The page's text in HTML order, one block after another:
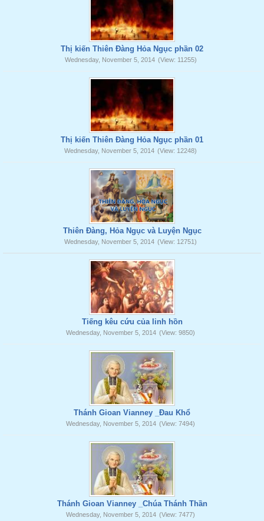
Thị kiến Thiên Đàng Hỏa Ngục phần 02
Wednesday, November 5, 2014 (View: 11255)
Thị kiến Thiên Đàng Hỏa Ngục phần 01
Wednesday, November 5, 2014 (View: 12248)
Thiên Đàng, Hỏa Ngục và Luyện Ngục
Wednesday, November 5, 2014 (View: 12751)
Tiếng kêu cứu của linh hồn
Wednesday, November 5, 2014 (View: 9850)
Thánh Gioan Vianney _Đau Khổ
Wednesday, November 5, 2014 (View: 7494)
Thánh Gioan Vianney _Chúa Thánh Thần
Wednesday, November 5, 2014 (View: 7477)